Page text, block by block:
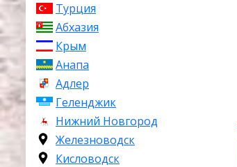
Турция
Абхазия
Крым
Анапа
Адлер
Геленджик
Нижний Новгород
Железноводск
Кисловодск